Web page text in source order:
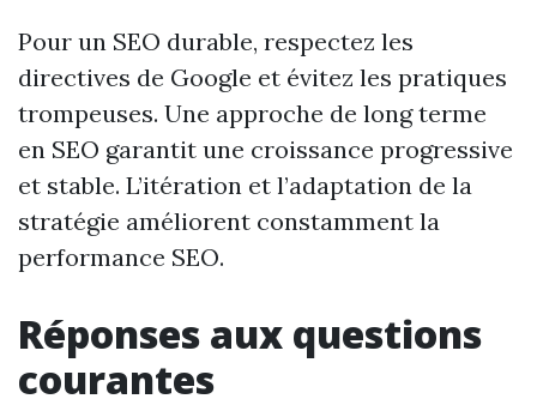
Pour un SEO durable, respectez les
directives de Google et évitez les pratiques
trompeuses. Une approche de long terme
en SEO garantit une croissance progressive
et stable. L’itération et l’adaptation de la
stratégie améliorent constamment la
performance SEO.
Réponses aux questions
courantes